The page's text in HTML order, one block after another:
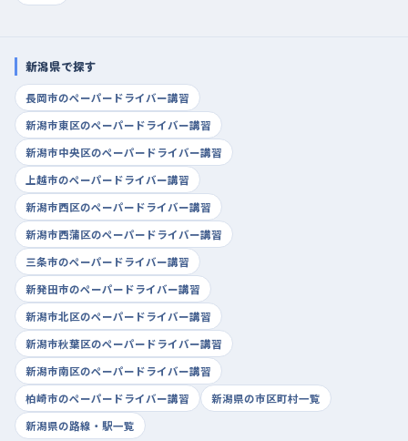
新潟県で探す
長岡市のペーパードライバー講習
新潟市東区のペーパードライバー講習
新潟市中央区のペーパードライバー講習
上越市のペーパードライバー講習
新潟市西区のペーパードライバー講習
新潟市西蒲区のペーパードライバー講習
三条市のペーパードライバー講習
新発田市のペーパードライバー講習
新潟市北区のペーパードライバー講習
新潟市秋葉区のペーパードライバー講習
新潟市南区のペーパードライバー講習
柏崎市のペーパードライバー講習
新潟県の市区町村一覧
新潟県の路線・駅一覧